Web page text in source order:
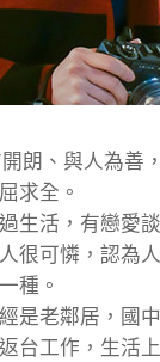
朗、與人為善
求全。
生活，有戀愛
很可憐，認為
種。
是老鄰居，國
台工作，生活